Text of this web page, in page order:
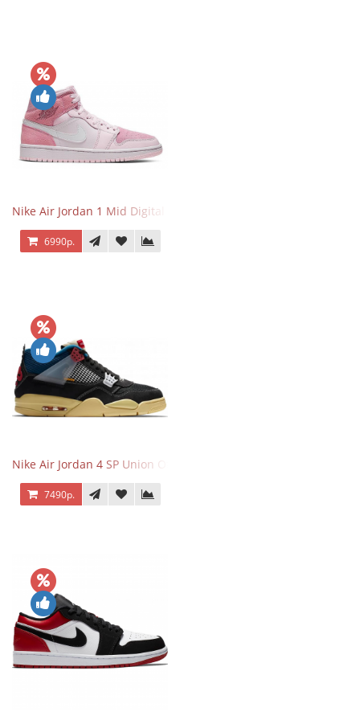
Nike Air Jordan 1 Mid Digital Pink
6990р.
Nike Air Jordan 4 SP Union Off Noir
7490р.